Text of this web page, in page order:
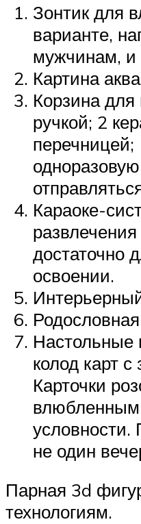
Зонтик для
варианте,
мужчинам,
Картина
Корзина
ручкой; 2
Караоке-
достаточно
освоении.
Настольные
колод карт
Карточки
влюбленным
условности.
не один
Парная 3d
технологиям.